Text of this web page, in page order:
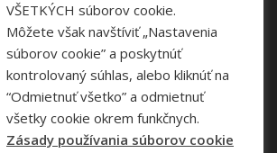
Tel: +421 48 645 40 35
e-mail:novakova@zelpo.sk
VŠETKÝCH súborov cookie.
Môžete však navštíviť „Nastavenia
súborov cookie” a poskytnúť
kontrolovaný súhlas, alebo kliknúť na
“Odmietnuť všetko” a odmietnuť
všetky cookie okrem funkčnych.
Zásady používania súborov cookie